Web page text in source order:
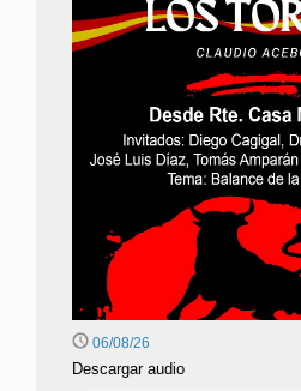
06/08/26
Descargar audio